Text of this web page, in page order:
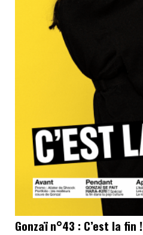
Gonzaï n°43 : C’est la fin !